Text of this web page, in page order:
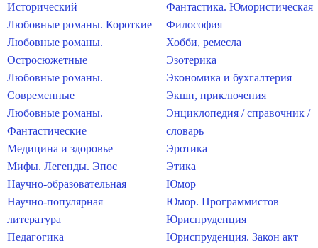
Исторический
Любовные романы. Короткие
Любовные романы.
Остросюжетные
Любовные романы.
Современные
Любовные романы.
Фантастические
Медицина и здоровье
Мифы. Легенды. Эпос
Научно-образовательная
Научно-популярная
литература
Педагогика
Фантастика. Юмористическая
Философия
Хобби, ремесла
Эзотерика
Экономика и бухгалтерия
Экшн, приключения
Энциклопедия / справочник /
словарь
Эротика
Этика
Юмор
Юмор. Программистов
Юриспруденция
Юриспруденция. Закон акт